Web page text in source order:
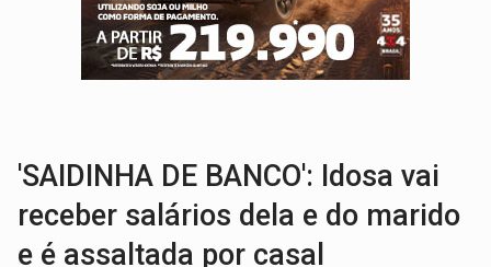
BOLSAS DE PESQUISA:Iniciativa Amazônia+10 lança chamada para fortalecer
MATERIAL:Brasil tem grandes reservas de urânio, mas produz pouco e
'SAIDINHA DE BANCO': Idosa vai
receber salários dela e do marido
e é assaltada por casal